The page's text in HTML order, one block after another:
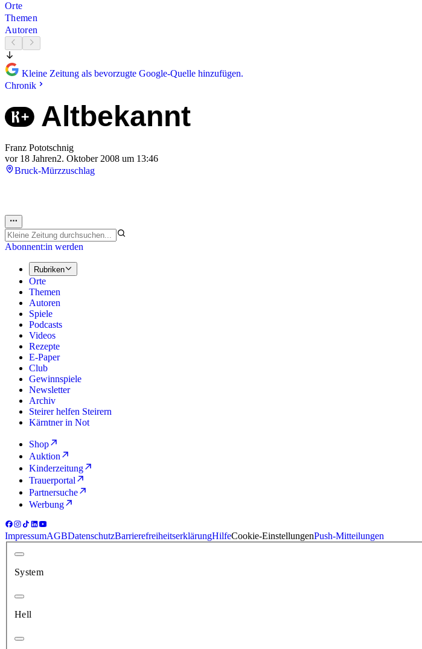
Orte
Themen
Autoren
Kleine Zeitung als bevorzugte Google-Quelle hinzufügen.
Chronik
Altbekannt
Franz Pototschnig
vor 18 Jahren2. Oktober 2008 um 13:46
Bruck-Mürzzuschlag
Abonnent:in werden
Rubriken
Orte
Themen
Autoren
Spiele
Podcasts
Videos
Rezepte
E-Paper
Club
Gewinnspiele
Newsletter
Archiv
Steirer helfen Steirern
Kärntner in Not
Shop
Auktion
Kinderzeitung
Trauerportal
Partnersuche
Werbung
ImpressumAGBDatenschutzBarrierefreiheitserklärungHilfeCookie-EinstellungenPush-Mitteilungen
System
Hell